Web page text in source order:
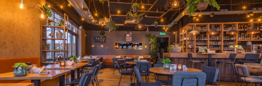
Party pics
Nieuws, interviews & blogs
Eten
Drinken